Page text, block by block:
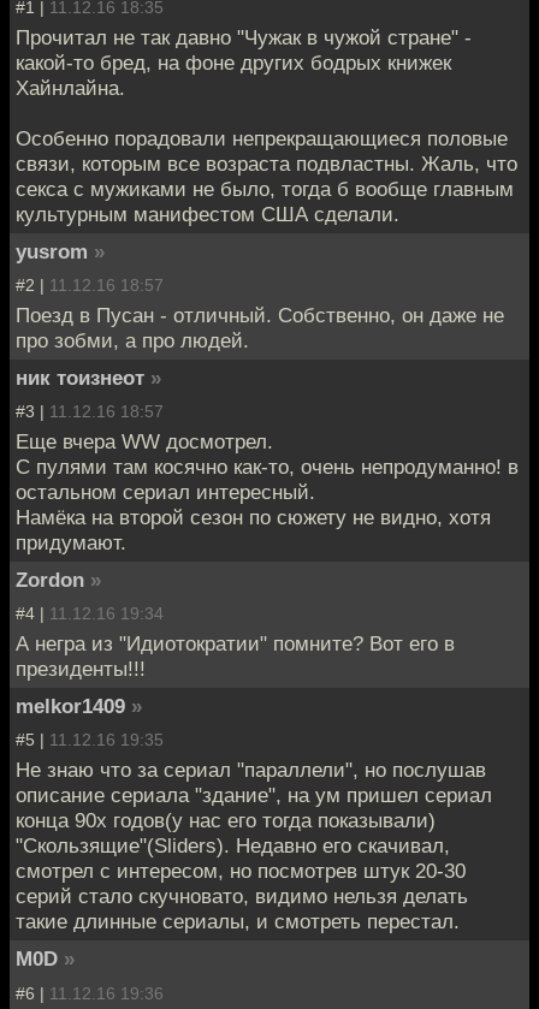
#1 | 11.12.16 18:35
Прочитал не так давно "Чужак в чужой стране" -
какой-то бред, на фоне других бодрых книжек
Хайнлайна.
Особенно порадовали непрекращающиеся половые
связи, которым все возраста подвластны. Жаль, что
секса с мужиками не было, тогда б вообще главным
культурным манифестом США сделали.
yusrom »
#2 | 11.12.16 18:57
Поезд в Пусан - отличный. Собственно, он даже не
про зобми, а про людей.
ник тоизнеот »
#3 | 11.12.16 18:57
Еще вчера WW досмотрел.
С пулями там косячно как-то, очень непродуманно! в
остальном сериал интересный.
Намёка на второй сезон по сюжету не видно, хотя
придумают.
Zordon »
#4 | 11.12.16 19:34
А негра из "Идиотократии" помните? Вот его в
президенты!!!
melkor1409 »
#5 | 11.12.16 19:35
Не знаю что за сериал "параллели", но послушав
описание сериала "здание", на ум пришел сериал
конца 90х годов(у нас его тогда показывали)
"Скользящие"(Sliders). Недавно его скачивал,
смотрел с интересом, но посмотрев штук 20-30
серий стало скучновато, видимо нельзя делать
такие длинные сериалы, и смотреть перестал.
M0D »
#6 | 11.12.16 19:36